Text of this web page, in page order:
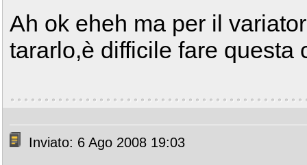
Ah ok eheh ma per il
tararlo,è difficile fare questa
Inviato: 6 Ago 2008 19:03